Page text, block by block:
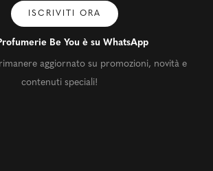
ISCRIVITI ORA
Be You è su WhatsApp
aggiornato su promozioni, novità e
contenuti speciali!